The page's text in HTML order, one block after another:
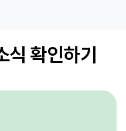
확인하기